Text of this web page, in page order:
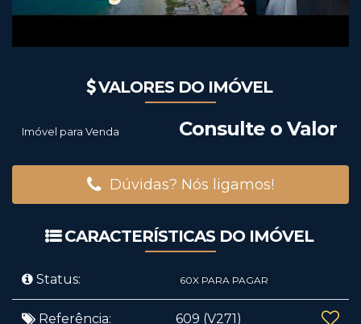
VALORES DO IMÓVEL
Consulte o Valor
Imóvel para Venda
Dúvidas? Nós ligamos!
CARACTERÍSTICAS DO IMÓVEL
Status: 60X PARA PAGAR
Referência: 609 (V271)